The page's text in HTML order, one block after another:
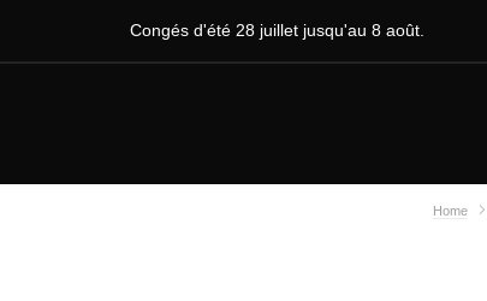
Congés d'été 28 juillet jusqu'au 8 août.
Home